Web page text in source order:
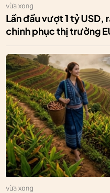
vừa xong
Lần đầu vượt 1 tỷ USD,
chinh phục thị trường
vừa xong